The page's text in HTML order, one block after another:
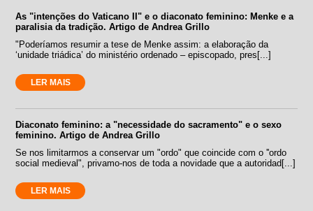
As "intenções do Vaticano II" e o diaconato feminino: Menke e a
paralisia da tradição. Artigo de Andrea Grillo
"Poderíamos resumir a tese de Menke assim: a elaboração da
‘unidade triádica’ do ministério ordenado – episcopado, pres[...]
LER MAIS
Diaconato feminino: a "necessidade do sacramento" e o sexo
feminino. Artigo de Andrea Grillo
Se nos limitarmos a conservar um "ordo" que coincide com o ''ordo
social medieval", privamo-nos de toda a novidade que a autoridad[...]
LER MAIS